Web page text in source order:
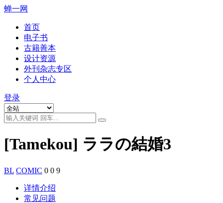
蝉一网
首页
电子书
古籍善本
设计资源
外刊杂志专区
个人中心
登录
[Tamekou] ララの結婚3
BL COMIC 0 0 9
详情介绍
常见问题